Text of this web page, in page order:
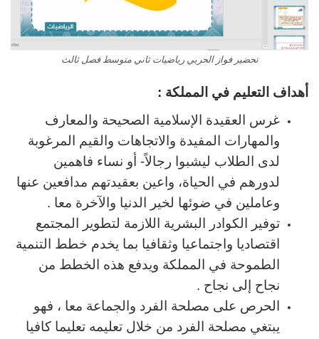
تحضير فواز الحربي رياضيات ثاني متوسط فصل ثالث
أهداف التعليم في المملكة :
غرس العقيدة الإسلامية الصحيحة والمعارف
والمهارات المفيدة والاتجاهات والقيم المرغوبة
لدى الطلاب ليشبوا رجالاً- أو نساء فاهمين
لدورهم في الحياة، واعين بعقيدتهم مدافعين عنها
وعاملين في ضوئها لخير الدنيا والآخرة معا .
توفير الكوادر البشرية اللازمة لتطوير المجتمع
اقتصاديا واجتماعيا وثقافيا بما يخدم خطط التنمية
الطموحة في المملكة ويدفع هذه الخطط من
نجاح إلى نجاح .
الحرص على مصلحة الفرد والجماعة معا ، فهو
يبتغي مصلحة الفرد من خلال تعليمه تعليما كافيا